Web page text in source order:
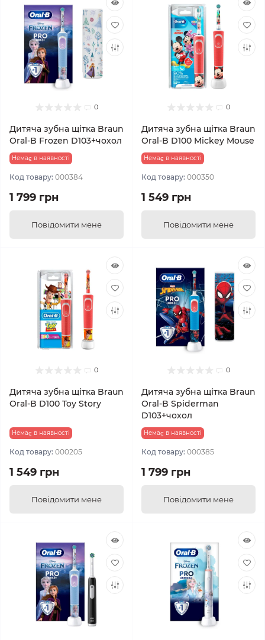
0
Дитяча зубна щітка Braun
Oral-B Frozen D103+чохол
Немає в наявності
Код товару: 000384
1 799 грн
Повідомити мене
0
Дитяча зубна щітка Braun
Oral-B D100 Mickey Mouse
Немає в наявності
Код товару: 000350
1 549 грн
Повідомити мене
0
Дитяча зубна щітка Braun
Oral-B D100 Toy Story
Немає в наявності
Код товару: 000205
1 549 грн
Повідомити мене
0
Дитяча зубна щітка Braun
Oral-B Spiderman
D103+чохол
Немає в наявності
Код товару: 000385
1 799 грн
Повідомити мене